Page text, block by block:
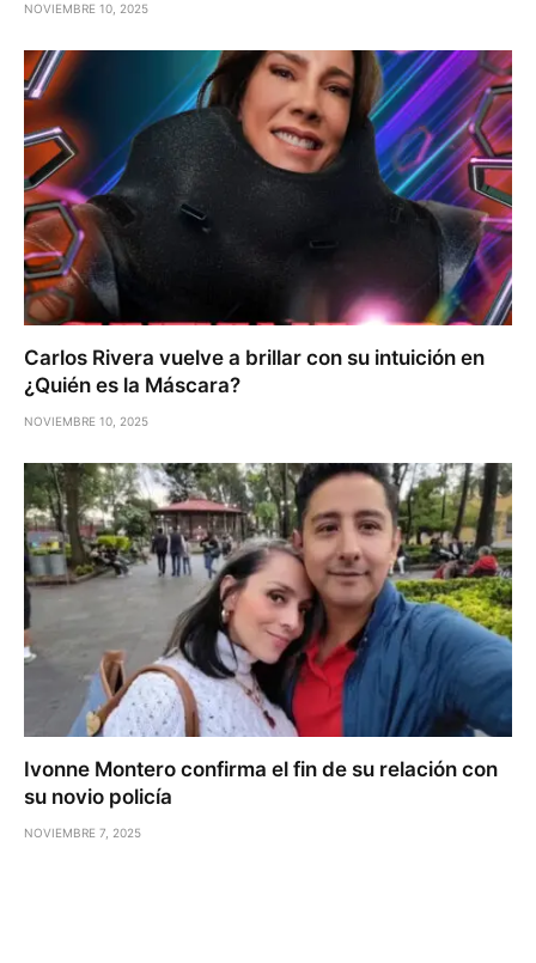
NOVIEMBRE 10, 2025
Carlos Rivera vuelve a brillar con su intuición en
¿Quién es la Máscara?
NOVIEMBRE 10, 2025
Ivonne Montero confirma el fin de su relación con
su novio policía
NOVIEMBRE 7, 2025